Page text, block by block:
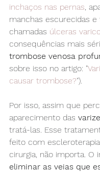
inchaços nas pernas,
manchas escurecidas e
chamadas úlceras
consequências mais
trombose venosa
sobre isso no artigo: "
causar trombose?").
Por isso, assim que
aparecimento das
tratá-las. Esse
feito com
cirurgia, não importa. O
eliminar as veias que